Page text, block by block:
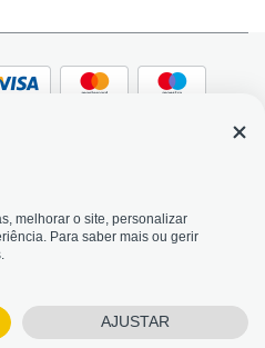
reservados | Powered
Magento
melhorar o site, personalizar
Para saber mais ou gerir
AJUSTAR